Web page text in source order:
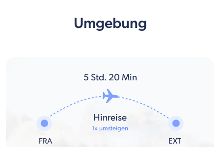
Umgebung
5 Std. 20 Min
FRA
Hinreise
1x umsteigen
EXT